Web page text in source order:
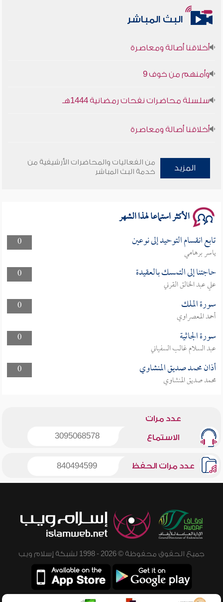
البث المباشر
سلسلة محاضرات نفحات رمضانية 1444هـ
المزيد
من الفعاليات والمحاضرات الأرشيفية من
خدمة البث المباشر
الأكثر استماعا لهذا الشهر
0 تابع انقسام التوحيد إلى نوعين
ياسر برهامي
0
حاجتنا إلى التمسك بالعقيدة
علي عبد الخالق القرني
0
سورة الملك
أحمد المعصراوي
0
سورة الجاثية
عبد السلام غالب السفياني
0
أذان محمد صديق المنشاوي
محمد صديق المنشاوي
عدد مرات
الاستماع 3095068578
عدد مرات الحفظ 840494599
جميع الحقوق محفوظة © 2026 - 1998 لشبكة إسلام ويب